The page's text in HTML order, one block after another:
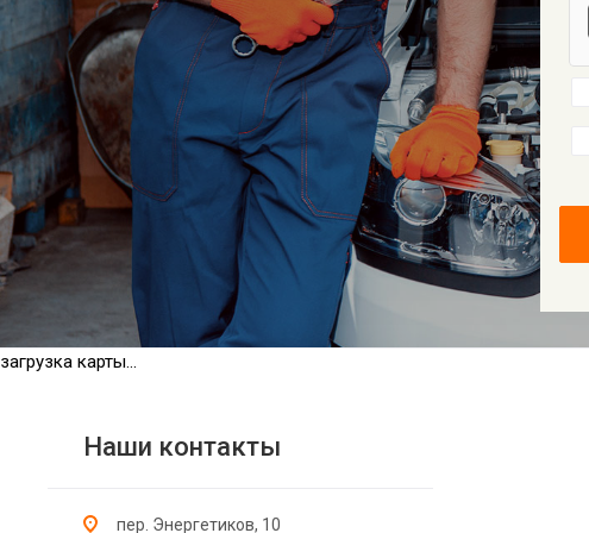
Наши контакты
пер. Энергетиков, 10
загрузка карты...